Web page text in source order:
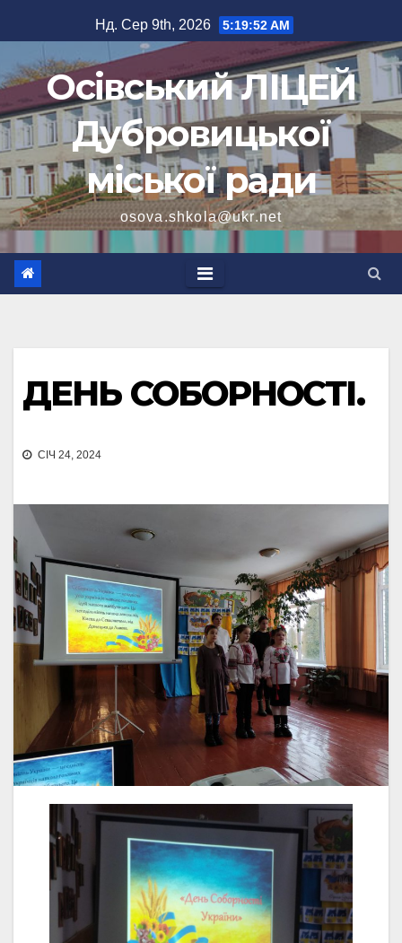
до
вмісту
Нд. Сер 9th, 2026 5:19:53 AM
Осівський ЛІЦЕЙ
Дубровицької
міської ради
osova.shkola@ukr.net
ДЕНЬ СОБОРНОСТІ.
СІЧ 24, 2024